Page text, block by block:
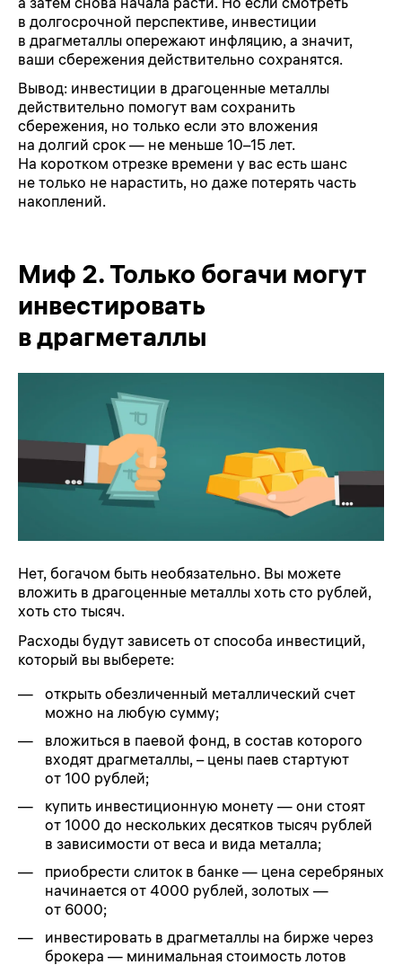
в долгосрочной перспективе, инвестиции
в драгметаллы опережают инфляцию, а значит,
ваши сбережения действительно сохранятся.
Вывод: инвестиции в драгоценные металлы
действительно помогут вам сохранить
сбережения, но только если это вложения
на долгий срок — не меньше 10–15 лет.
На коротком отрезке времени у вас есть шанс
не только не нарастить, но даже потерять часть
накоплений.
Миф 2. Только богачи могут
инвестировать
в драгметаллы
Нет, богачом быть необязательно. Вы можете
вложить в драгоценные металлы хоть сто рублей,
хоть сто тысяч.
Расходы будут зависеть от способа инвестиций,
который вы выберете:
открыть обезличенный металлический счет
можно на любую сумму;
вложиться в паевой фонд, в состав которого
входят драгметаллы, – цены паев стартуют
от 100 рублей;
купить инвестиционную монету — они стоят
от 1000 до нескольких десятков тысяч рублей
в зависимости от веса и вида металла;
приобрести слиток в банке — цена серебряных
начинается от 4000 рублей, золотых —
от 6000;
инвестировать в драгметаллы на бирже через
брокера — минимальная стоимость лотов